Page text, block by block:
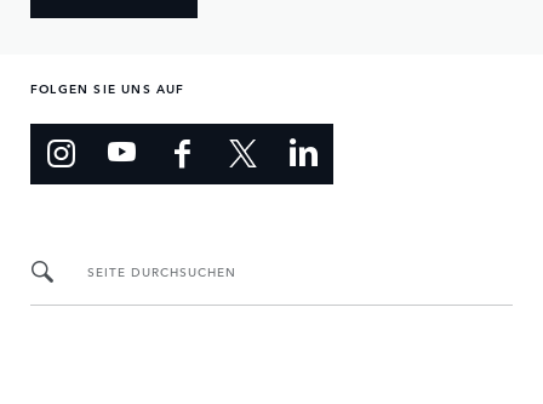
FOLGEN SIE UNS AUF
SEITE DURCHSUCHEN